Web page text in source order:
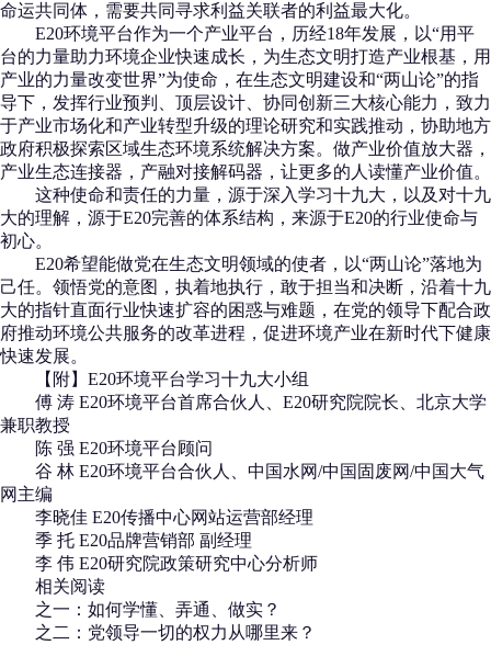
命运共同体，需要共同寻求利益关联者的利益最大化。
E20环境平台作为一个产业平台，历经18年发展，以“用平
台的力量助力环境企业快速成长，为生态文明打造产业根基，用
产业的力量改变世界”为使命，在生态文明建设和“两山论”的指
导下，发挥行业预判、顶层设计、协同创新三大核心能力，致力
于产业市场化和产业转型升级的理论研究和实践推动，协助地方
政府积极探索区域生态环境系统解决方案。做产业价值放大器，
产业生态连接器，产融对接解码器，让更多的人读懂产业价值。
这种使命和责任的力量，源于深入学习十九大，以及对十九
大的理解，源于E20完善的体系结构，来源于E20的行业使命与
初心。
E20希望能做党在生态文明领域的使者，以“两山论”落地为
己任。领悟党的意图，执着地执行，敢于担当和决断，沿着十九
大的指针直面行业快速扩容的困惑与难题，在党的领导下配合政
府推动环境公共服务的改革进程，促进环境产业在新时代下健康
快速发展。
【附】E20环境平台学习十九大小组
傅 涛 E20环境平台首席合伙人、E20研究院院长、北京大学
兼职教授
陈 强 E20环境平台顾问
谷 林 E20环境平台合伙人、中国水网/中国固废网/中国大气
网主编
李晓佳 E20传播中心网站运营部经理
季 托 E20品牌营销部 副经理
李 伟 E20研究院政策研究中心分析师
相关阅读
之一：如何学懂、弄通、做实？
之二：党领导一切的权力从哪里来？